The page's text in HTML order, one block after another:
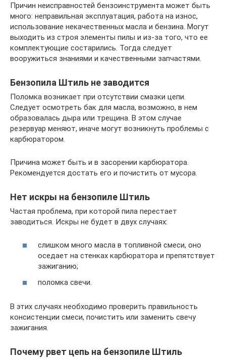
Причин неисправностей бензоинструмента может быть
много: неправильная эксплуатация, работа на износ,
использование некачественных масла и бензина. Могут
выходить из строя элементы пилы и из-за того, что ее
комплектующие состарились. Тогда следует
вооружиться знаниями и качественными запчастями.
Бензопила Штиль не заводится
Поломка возникает при отсутствии смазки цепи.
Следует осмотреть бак для масла, возможно, в нем
образовалась дыра или трещина. В этом случае
резервуар меняют, иначе могут возникнуть проблемы с
карбюратором.
Причина может быть и в засорении карбюратора.
Рекомендуется достать его и почистить от мусора.
Нет искры на бензопиле Штиль
Частая проблема, при которой пила перестает
заводиться. Искры не будет в двух случаях:
слишком много масла в топливной смеси, оно
оседает на стенках карбюратора и препятствует
зажиганию;
поломка свечи.
В этих случаях необходимо проверить правильность
консистенции смеси, почистить или заменить свечу
зажигания.
Почему рвет цепь на бензопиле Штиль